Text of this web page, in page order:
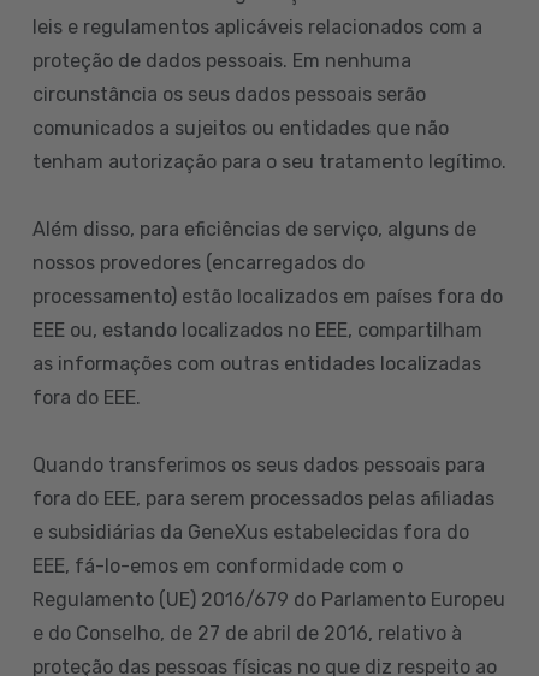
leis e regulamentos aplicáveis relacionados com a
proteção de dados pessoais. Em nenhuma
circunstância os seus dados pessoais serão
comunicados a sujeitos ou entidades que não
tenham autorização para o seu tratamento legítimo.
Além disso, para eficiências de serviço, alguns de
nossos provedores (encarregados do
processamento) estão localizados em países fora do
EEE ou, estando localizados no EEE, compartilham
as informações com outras entidades localizadas
fora do EEE.
Quando transferimos os seus dados pessoais para
fora do EEE, para serem processados pelas afiliadas
e subsidiárias da GeneXus estabelecidas fora do
EEE, fá-lo-emos em conformidade com o
Regulamento (UE) 2016/679 do Parlamento Europeu
e do Conselho, de 27 de abril de 2016, relativo à
proteção das pessoas físicas no que diz respeito ao